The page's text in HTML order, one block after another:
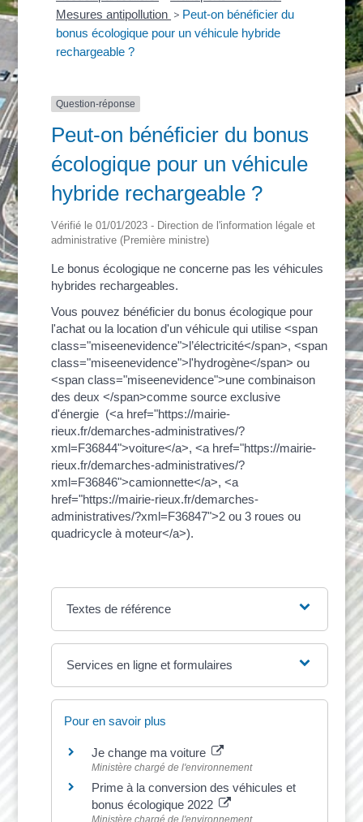
Mesures antipollution > Peut-on bénéficier du
bonus écologique pour un véhicule hybride
rechargeable ?
Question-réponse
Peut-on bénéficier du bonus
écologique pour un véhicule
hybride rechargeable ?
Vérifié le 01/01/2023 - Direction de l'information légale et
administrative (Première ministre)
Le bonus écologique ne concerne pas les véhicules
hybrides rechargeables.
Vous pouvez bénéficier du bonus écologique pour
l'achat ou la location d'un véhicule qui utilise <span
class="miseenevidence">l’électricité</span>, <span
class="miseenevidence">l'hydrogène</span> ou
<span class="miseenevidence">une combinaison
des deux </span>comme source exclusive
d'énergie (<a href="https://mairie-
rieux.fr/demarches-administratives/?
xml=F36844">voiture</a>, <a href="https://mairie-
rieux.fr/demarches-administratives/?
xml=F36846">camionnette</a>, <a
href="https://mairie-rieux.fr/demarches-
administratives/?xml=F36847">2 ou 3 roues ou
quadricycle à moteur</a>).
Textes de référence
Services en ligne et formulaires
Pour en savoir plus
Je change ma voiture
Ministère chargé de l'environnement
Prime à la conversion des véhicules et
bonus écologique 2022
Ministère chargé de l'environnement